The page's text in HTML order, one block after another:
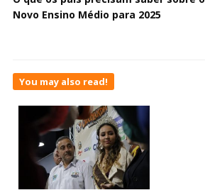
Novo Ensino Médio para 2025
You may also read!